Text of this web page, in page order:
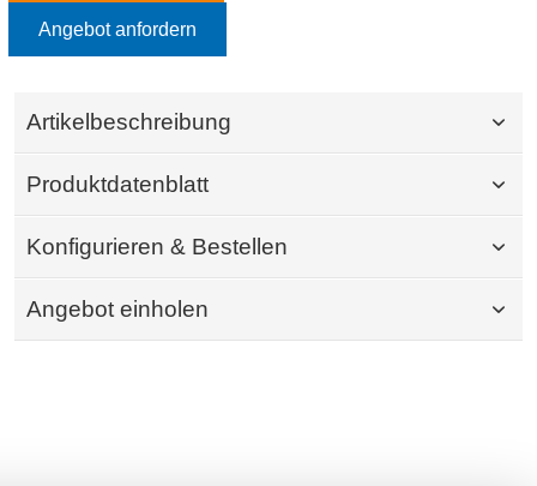
Angebot anfordern
Artikelbeschreibung
Produktdatenblatt
Konfigurieren & Bestellen
Angebot einholen